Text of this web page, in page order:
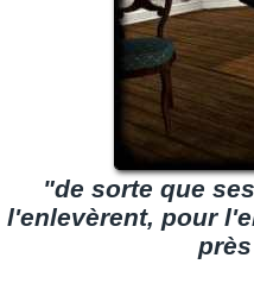
"de sorte que
l'enlevèrent, pour